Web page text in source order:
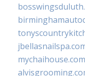
mychaihouse.com